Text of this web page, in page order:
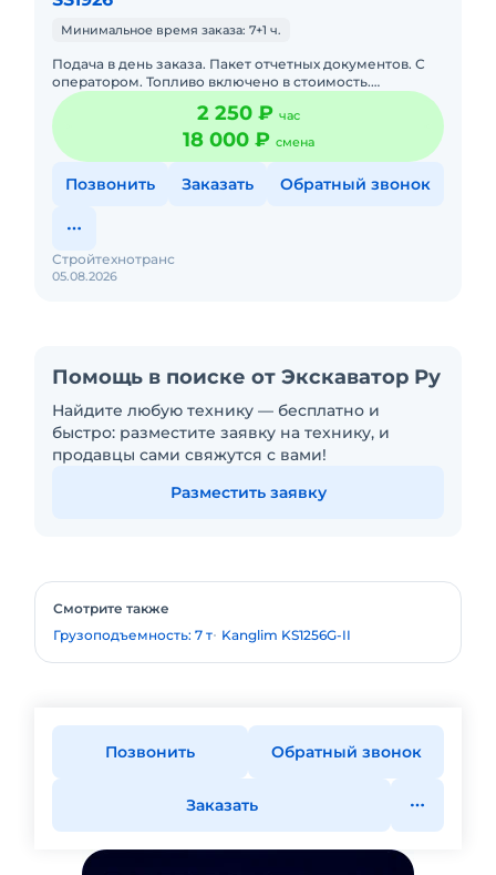
Минимальное время заказа: 7+1 ч.
Подача в день заказа. Пакет отчетных документов. С
оператором. Топливо включено в стоимость.
Долгосрочная аренда. Краткосрочная аренда. Техника
с малой наработк
2 250 ₽ час
18 000 ₽ смена
Позвонить Заказать Обратный звонок
05.08.2026
Стройтехнотранс
Помощь в поиске от Экскаватор Ру
Найдите любую технику — бесплатно и
быстро: разместите заявку на технику, и
продавцы сами свяжутся с вами!
Разместить заявку
Смотрите также
Грузоподъемность: 7 т Kanglim KS1256G-II
Позвонить Обратный звонок
Заказать